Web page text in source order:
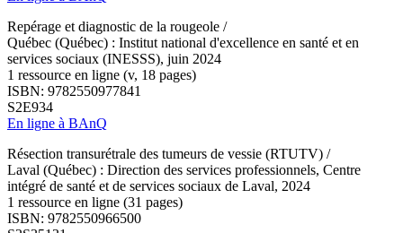
Repérage et diagnostic de la rougeole /
Québec (Québec) : Institut national d'excellence en santé et en
services sociaux (INESSS), juin 2024
1 ressource en ligne (v, 18 pages)
ISBN: 9782550977841
S2E934
En ligne à BAnQ
Résection transurétrale des tumeurs de vessie (RTUTV) /
Laval (Québec) : Direction des services professionnels, Centre
intégré de santé et de services sociaux de Laval, 2024
1 ressource en ligne (31 pages)
ISBN: 9782550966500